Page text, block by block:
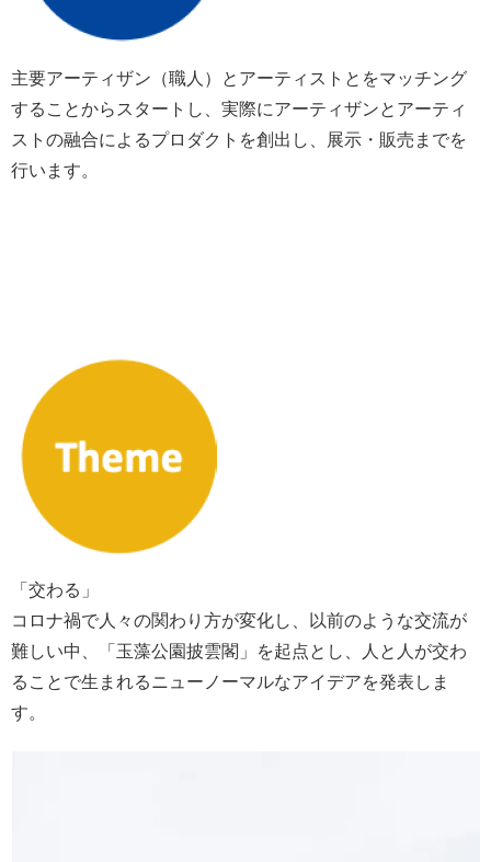
主要アーティザン（職人）とアーティストとをマッチング
することからスタートし、実際にアーティザンとアーティ
ストの融合によるプロダクトを創出し、展示・販売までを
行います。
「交わる」
コロナ禍で人々の関わり方が変化し、以前のような交流が
難しい中、「玉藻公園披雲閣」を起点とし、人と人が交わ
ることで生まれるニューノーマルなアイデアを発表しま
す。